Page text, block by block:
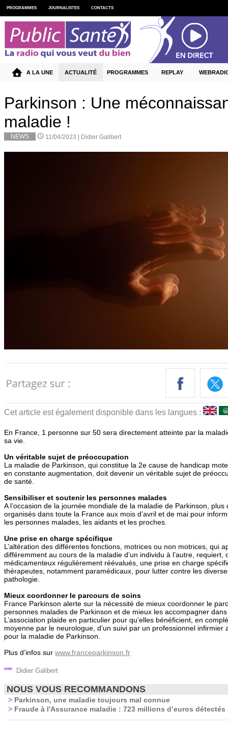
Parkinson : Une
maladie !
NEWS 11/04/2023 | Didier Galibert
Cet article est également disponible dans les langues :
En France, 1 personne sur 50 sera directement atteinte par la
sa vie.
Un véritable sujet de préoccupation
La maladie de Parkinson, qui constitue la 2e cause de handicap
en constante augmentation, doit devenir un véritable sujet de
de santé.
Sensibiliser et soutenir les personnes malades
A l’occasion de la journée mondiale de la maladie de Parkinson,
organisés dans toute la France aux mois d’avril et de mai pour
les personnes malades, les aidants et les proches.
Une prise en charge spécifique
L’altération des différentes fonctions, motrices ou non motrices, qui
différemment au cours de la maladie d’un individu à l’autre, requiert,
médicamenteux régulièrement réévalués, une prise en charge
thérapeutes, notamment paramédicaux, pour lutter contre les
pathologie.
Mieux coordonner le parcours de soins
France Parkinson alerte sur la nécessité de mieux coordonner le
personnes malades de Parkinson et de mieux les accompagner
L’association plaide en particulier pour qu’elles bénéficient, en
moyenne par le neurologue, d’un suivi par un professionnel infirmier
pour la maladie de Parkinson.
Plus d’infos sur www.franceparkinson.fr
Didier Galibert
NOUS VOUS RECOMMANDONS
> Parkinson, une maladie toujours mal connue
> Fraude à l'Assurance maladie : 723 millions d’euros détectés
PROGRAMMES JOURNALISTES CONTACTS
A LA UNE ACTUALITÉ PROGRAMMES REPLAY